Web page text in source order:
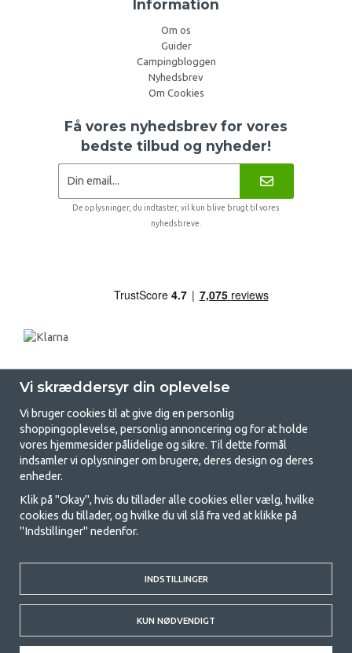
Information
Om os
Guider
Campingbloggen
Nyhedsbrev
Om Cookies
Få vores nyhedsbrev for vores
bedste tilbud og nyheder!
De oplysninger, du indtaster, vil kun blive brugt til vores
nyhedsbreve.
GetCamping.dk - Din butik for
camping og friluftsliv
Camping kan enten være en livsstil eller en måde at samle familien på til
et fælles eventyr. Uanset hvilken kategori du tilhører, finder du alt, du
til at campere, så vi tilbyder rigtig gode priser på familietelte,
campingvogns-telte og alt andet udstyr til camping og friluftsliv. Vores
mål er at tilbyde det bedste campingudstyr med hensyn til kvalitet og
funktionalitet i hver priskategori. Du er velkommen til at kontakte os,
hvis der er noget, du mangler eller vil vide mere om.
© 2020 GetCamping. All rights reserved.
Vi skræddersyr din oplevelse
Vi bruger cookies til at give dig en personlig
shoppingoplevelse, personlig annoncering og for at holde
vores hjemmesider pålidelige og sikre. Til dette formål
indsamler vi oplysninger om brugere, deres design og deres
enheder.
Klik på "Okay", hvis du tillader alle cookies eller vælg, hvilke
cookies du tillader, og hvilke du vil slå fra ved at klikke på
"Indstillinger" nedenfor.
INDSTILLINGER
KUN NØDVENDIGT